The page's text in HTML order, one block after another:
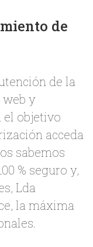
de
de la
web y
el objetivo
acceda
sabemos
% seguro y,
Lda
la máxima